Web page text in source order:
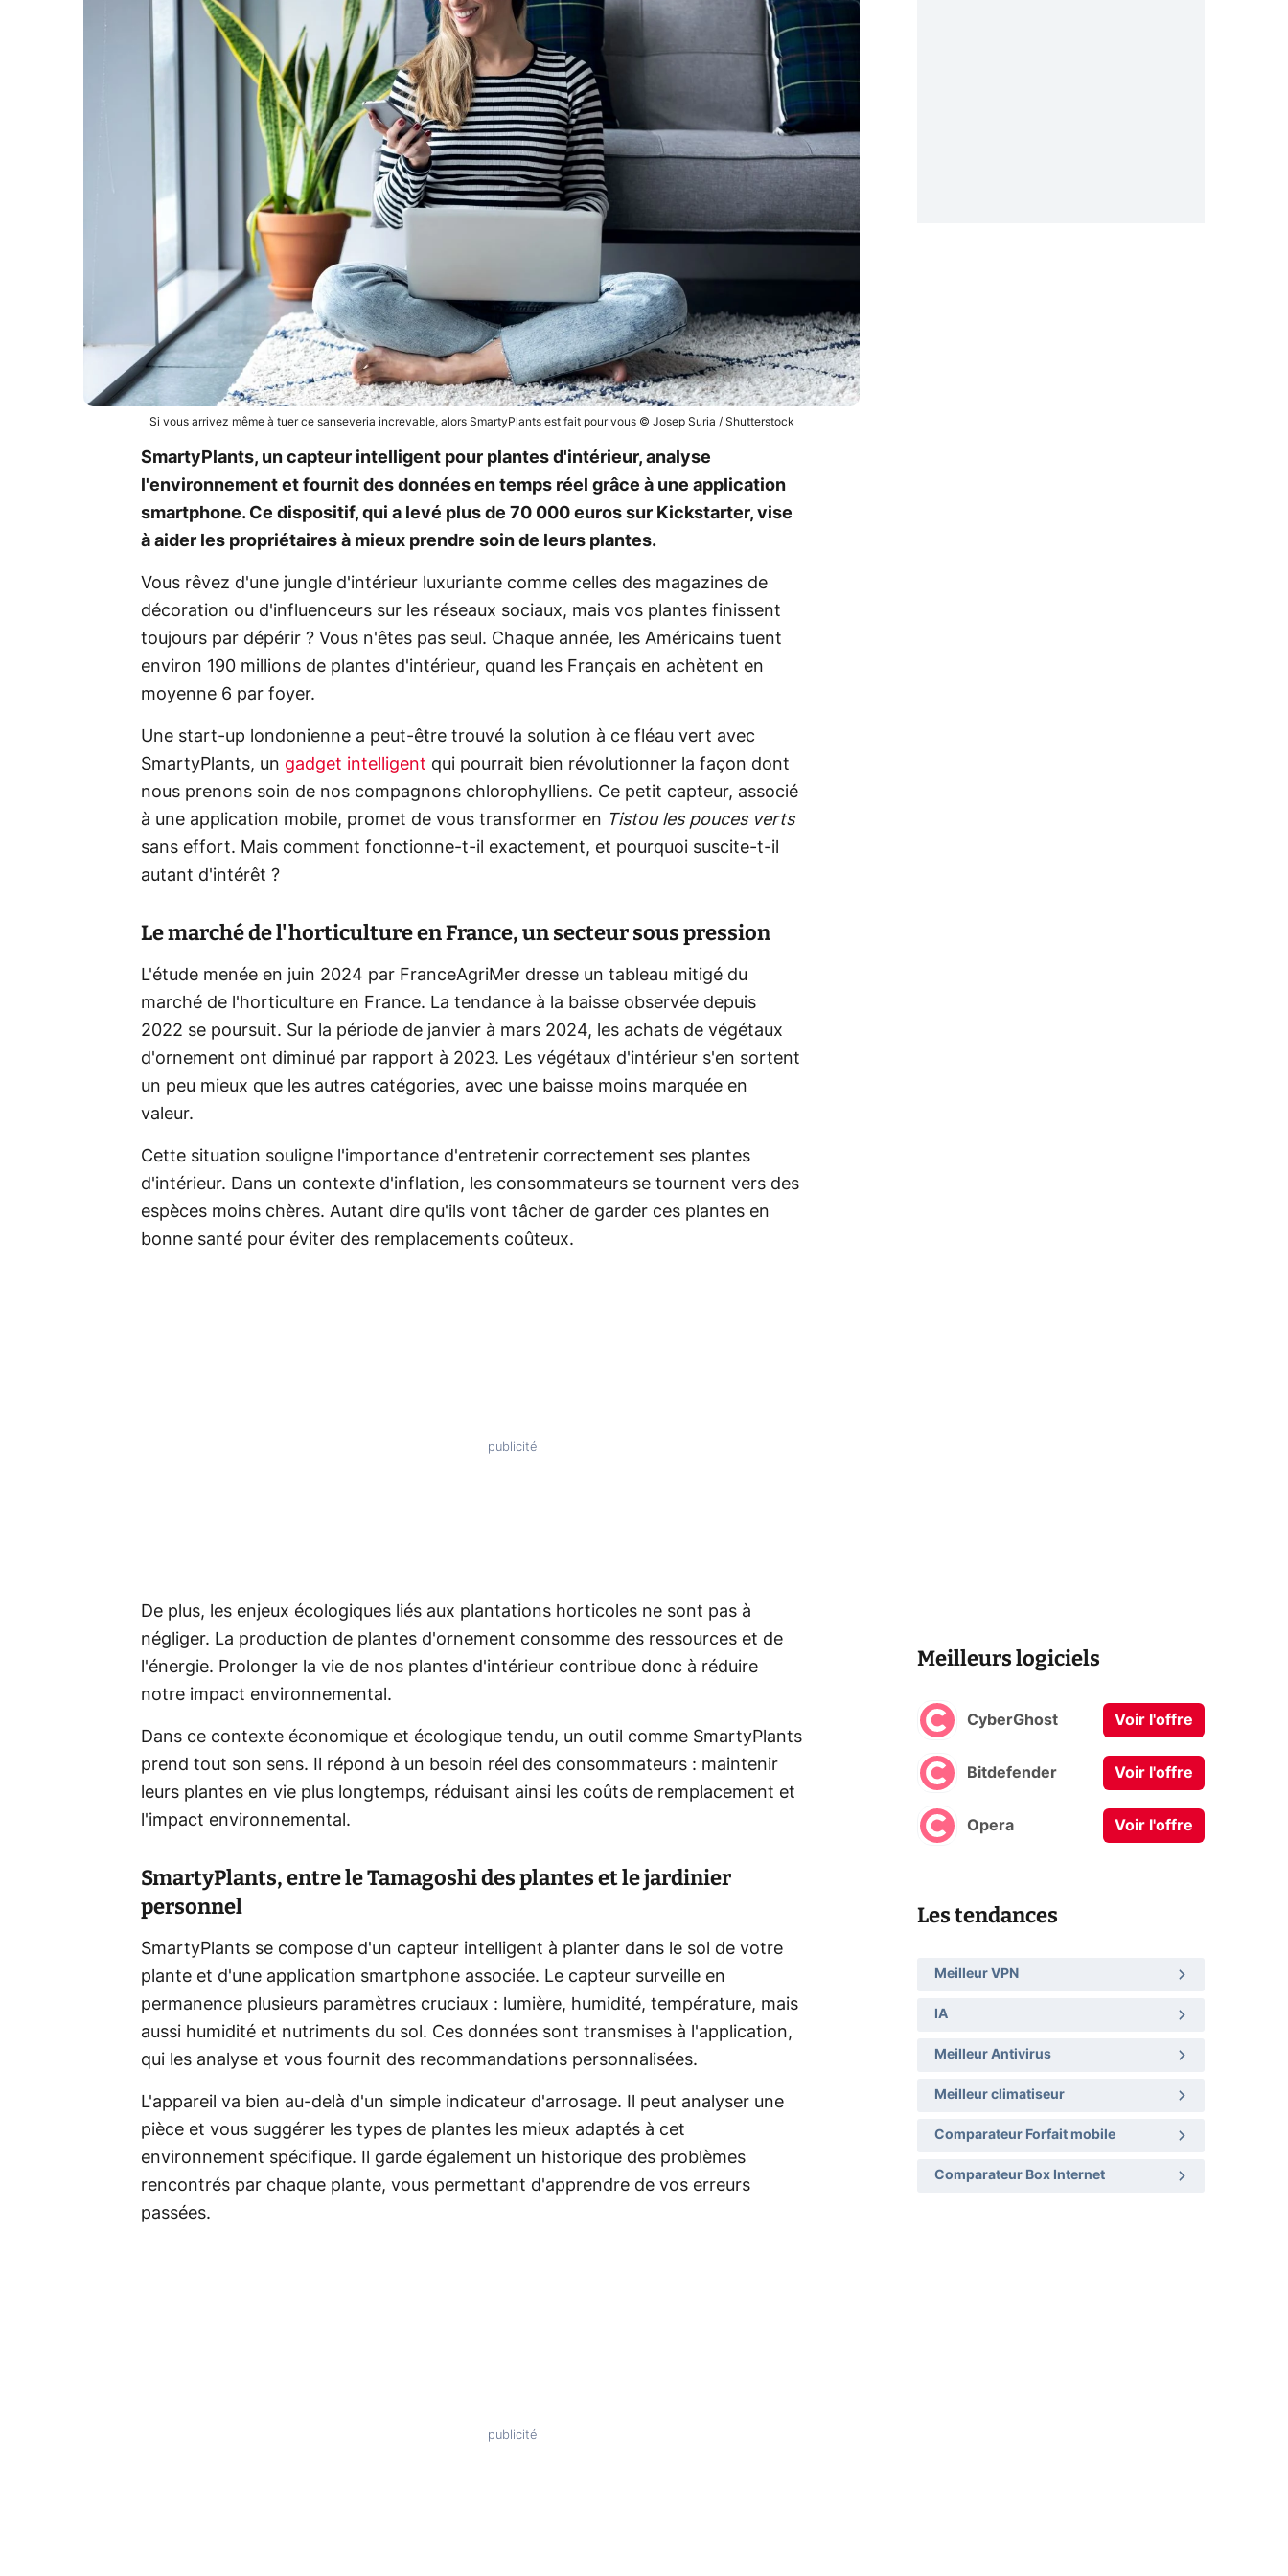
Si vous arrivez même à tuer ce sanseveria increvable, alors SmartyPlants est fait pour vous © Josep Suria / Shutterstock
SmartyPlants, un capteur intelligent pour plantes d'intérieur, analyse
l'environnement et fournit des données en temps réel grâce à une application
smartphone. Ce dispositif, qui a levé plus de 70 000 euros sur Kickstarter, vise
à aider les propriétaires à mieux prendre soin de leurs plantes.
Vous rêvez d'une jungle d'intérieur luxuriante comme celles des magazines de
décoration ou d'influenceurs sur les réseaux sociaux, mais vos plantes finissent
toujours par dépérir ? Vous n'êtes pas seul. Chaque année, les Américains tuent
environ 190 millions de plantes d'intérieur, quand les Français en achètent en
moyenne 6 par foyer.
Une start-up londonienne a peut-être trouvé la solution à ce fléau vert avec
SmartyPlants, un gadget intelligent qui pourrait bien révolutionner la façon dont
nous prenons soin de nos compagnons chlorophylliens. Ce petit capteur, associé
à une application mobile, promet de vous transformer en
Tistou les pouces verts
sans effort. Mais comment fonctionne-t-il exactement, et pourquoi suscite-t-il
autant d'intérêt ?
Le marché de l'horticulture en France, un secteur sous pression
L'étude menée en juin 2024 par FranceAgriMer dresse un tableau mitigé du
marché de l'horticulture en France. La tendance à la baisse observée depuis
2022 se poursuit. Sur la période de janvier à mars 2024, les achats de végétaux
d'ornement ont diminué par rapport à 2023. Les végétaux d'intérieur s'en sortent
un peu mieux que les autres catégories, avec une baisse moins marquée en
valeur.
Cette situation souligne l'importance d'entretenir correctement ses plantes
d'intérieur. Dans un contexte d'inflation, les consommateurs se tournent vers des
espèces moins chères. Autant dire qu'ils vont tâcher de garder ces plantes en
bonne santé pour éviter des remplacements coûteux.
De plus, les enjeux écologiques liés aux plantations horticoles ne sont pas à
négliger. La production de plantes d'ornement consomme des ressources et de
l'énergie. Prolonger la vie de nos plantes d'intérieur contribue donc à réduire
notre impact environnemental.
Dans ce contexte économique et écologique tendu, un outil comme SmartyPlants
prend tout son sens. Il répond à un besoin réel des consommateurs : maintenir
leurs plantes en vie plus longtemps, réduisant ainsi les coûts de remplacement et
l'impact environnemental.
SmartyPlants, entre le Tamagoshi des plantes et le jardinier
personnel
SmartyPlants se compose d'un capteur intelligent à planter dans le sol de votre
plante et d'une application smartphone associée. Le capteur surveille en
permanence plusieurs paramètres cruciaux : lumière, humidité, température, mais
aussi humidité et nutriments du sol. Ces données sont transmises à l'application,
qui les analyse et vous fournit des recommandations personnalisées.
L'appareil va bien au-delà d'un simple indicateur d'arrosage. Il peut analyser une
pièce et vous suggérer les types de plantes les mieux adaptés à cet
environnement spécifique. Il garde également un historique des problèmes
rencontrés par chaque plante, vous permettant d'apprendre de vos erreurs
passées.
Meilleurs logiciels
CyberGhost Voir l'offre
Bitdefender Voir l'offre
Opera Voir l'offre
Les tendances
Meilleur VPN
IA
Meilleur Antivirus
Meilleur climatiseur
Comparateur Forfait mobile
Comparateur Box Internet